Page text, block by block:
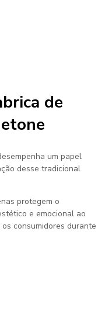
de
um papel
desse tradicional
protegem o
e emocional ao
consumidores durante